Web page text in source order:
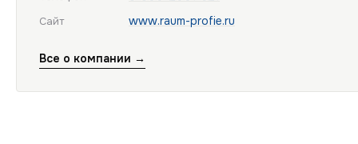
Сайт www.raum-profie.ru
Все о компании →